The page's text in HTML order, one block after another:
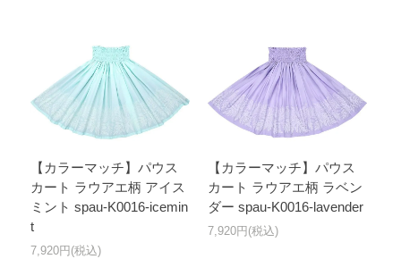
【カラーマッチ】パウス
カート ラウアエ柄 アイス
ミント spau-K0016-icemin
t
7,920円(税込)
【カラーマッチ】パウス
カート ラウアエ柄 ラベン
ダー spau-K0016-lavender
7,920円(税込)